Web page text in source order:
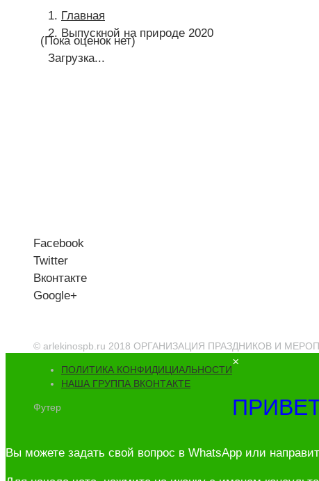
Главная
Выпускной на природе 2020
(Пока оценок нет)
Загрузка...
Facebook
Twitter
Вконтакте
Google+
© arlekinospb.ru 2018 ОРГАНИЗАЦИЯ ПРАЗДНИКОВ И
ПОЛИТИКА КОНФИДИЦИАЛЬНОСТИ
НАША ГРУППА ВКОНТАКТЕ
Футер
×
Вы можете задать свой вопрос в WhatsApp или